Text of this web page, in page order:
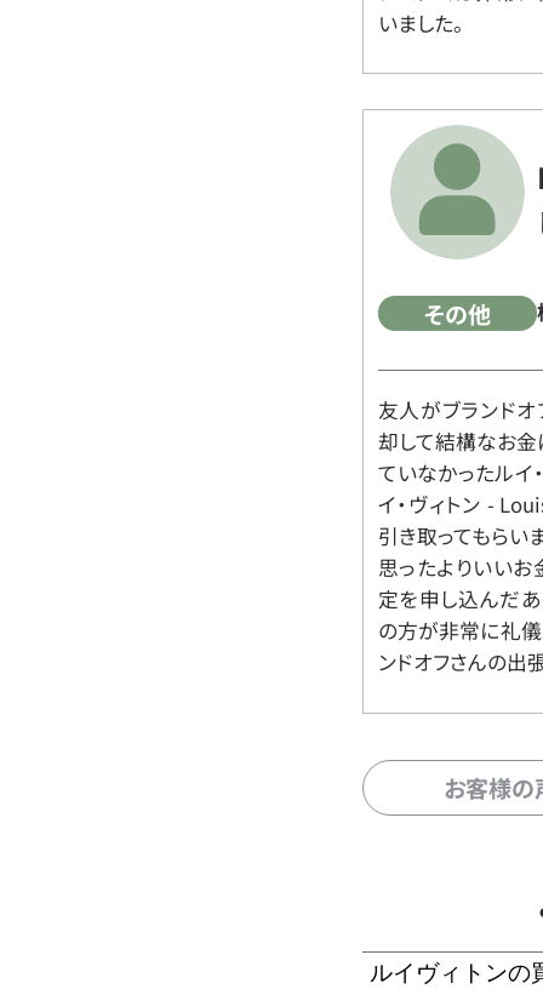
いました。
その他
友人がブランド
却して結構なお金
ていなかったルイ
イ・ヴィトン -
引き取ってもらい
思ったよりいいお
定を申し込んだ
の方が非常に礼儀
ンドオフさんの出
お客様
ルイヴィトンの